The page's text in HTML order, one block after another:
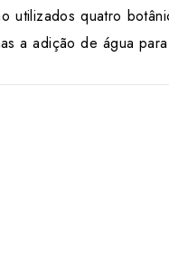
utilizados quatro
a adição de água